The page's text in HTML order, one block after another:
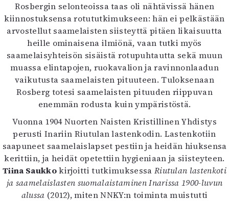
Rosbergin selonteoissa taas oli nähtävissä hänen
kiinnostuksensa rotututkimukseen: hän ei pelkästään
arvostellut saamelaisten siisteyttä pitäen likaisuutta
heille ominaisena ilmiönä, vaan tutki myös
saamelaisyhteisön sisäistä rotupuhtautta sekä muun
muassa elintapojen, ruokavalion ja ravinnonlaadun
vaikutusta saamelaisten pituuteen. Tuloksenaan
Rosberg totesi saamelaisten pituuden riippuvan
enemmän rodusta kuin ympäristöstä.
Vuonna 1904 Nuorten Naisten Kristillinen Yhdistys
perusti Inariin Riutulan lastenkodin. Lastenkotiin
saapuneet saamelaislapset pestiin ja heidän hiuksensa
kerittiin, ja heidät opetettiin hygieniaan ja siisteyteen.
Tiina Saukkokirjoitti tutkimuksessa Riutulan lastenkoti
ja saamelaislasten suomalaistaminen Inarissa 1900-luvun
alussa (2012), miten NNKY:n toiminta muistutti